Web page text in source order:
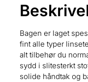
Bagen er laget
fint alle typer
alt tilbehør du
sydd i slitesterkt
solide håndtak og